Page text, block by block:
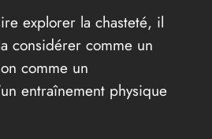
explorer la chasteté, il
considérer comme un
comme un
entraînement physique